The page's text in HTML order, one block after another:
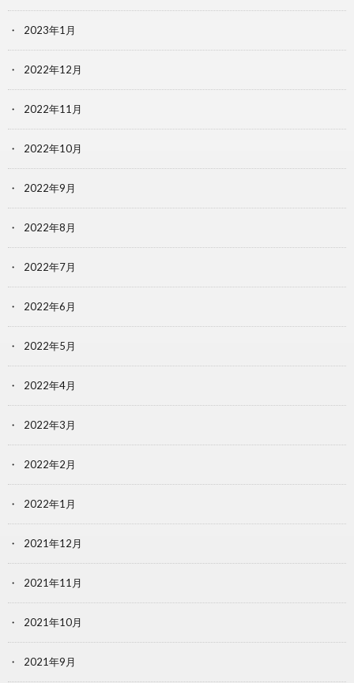
2023年1月
2022年12月
2022年11月
2022年10月
2022年9月
2022年8月
2022年7月
2022年6月
2022年5月
2022年4月
2022年3月
2022年2月
2022年1月
2021年12月
2021年11月
2021年10月
2021年9月